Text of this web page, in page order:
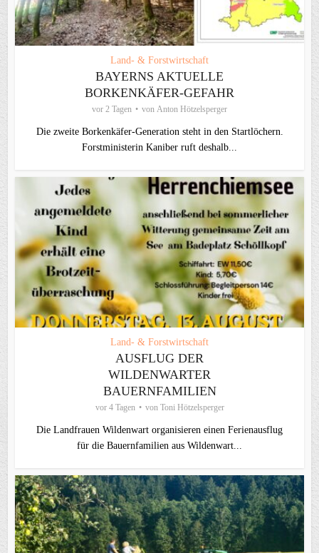
Land- & Forstwirtschaft
BAYERNS AKTUELLE
BORKENKÄFER-GEFAHR
vor 2 Tagen von Anton Hötzelsperger
Die zweite Borkenkäfer-Generation steht in den Startlöchern.
Forstministerin Kaniber ruft deshalb...
Land- & Forstwirtschaft
AUSFLUG DER
WILDENWARTER
BAUERNFAMILIEN
vor 4 Tagen von Toni Hötzelsperger
Die Landfrauen Wildenwart organisieren einen Ferienausflug
für die Bauernfamilien aus Wildenwart...